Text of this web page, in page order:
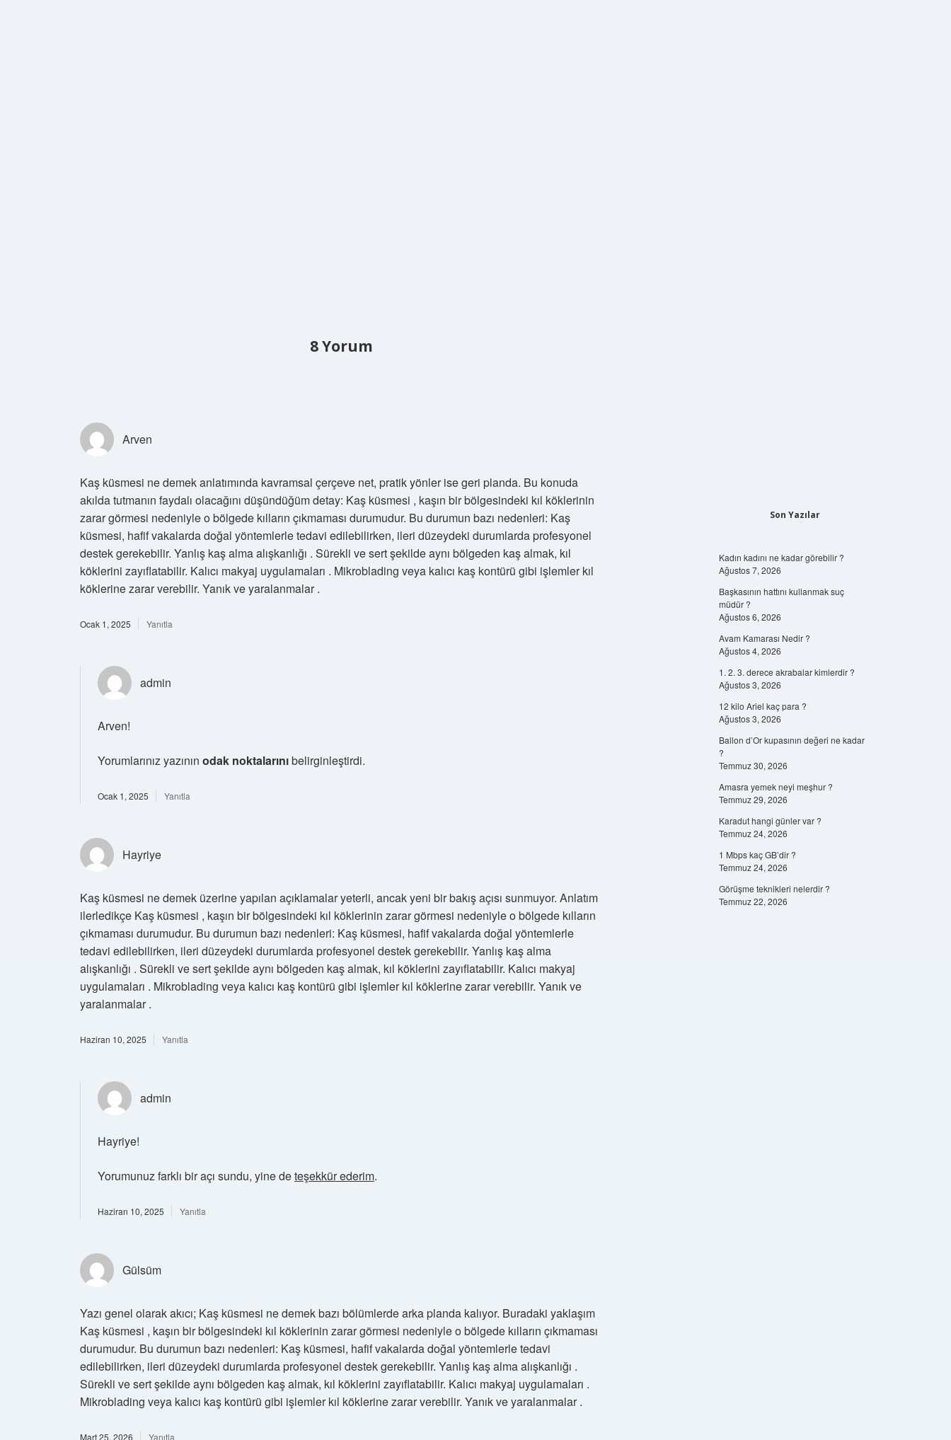
8 Yorum
Arven
Kaş küsmesi ne demek anlatımında kavramsal çerçeve net, pratik yönler ise geri planda. Bu konuda
akılda tutmanın faydalı olacağını düşündüğüm detay: Kaş küsmesi , kaşın bir bölgesindeki kıl köklerinin
zarar görmesi nedeniyle o bölgede kılların çıkmaması durumudur. Bu durumun bazı nedenleri: Kaş
küsmesi, hafif vakalarda doğal yöntemlerle tedavi edilebilirken, ileri düzeydeki durumlarda profesyonel
destek gerekebilir. Yanlış kaş alma alışkanlığı . Sürekli ve sert şekilde aynı bölgeden kaş almak, kıl
köklerini zayıflatabilir. Kalıcı makyaj uygulamaları . Mikroblading veya kalıcı kaş kontürü gibi işlemler kıl
köklerine zarar verebilir. Yanık ve yaralanmalar .
Ocak 1, 2025 Yanıtla
admin
Arven!
Yorumlarınız yazının odak noktalarınıbelirginleştirdi.
Ocak 1, 2025 Yanıtla
Hayriye
Kaş küsmesi ne demek üzerine yapılan açıklamalar yeterli, ancak yeni bir bakış açısı sunmuyor. Anlatım
ilerledikçe Kaş küsmesi , kaşın bir bölgesindeki kıl köklerinin zarar görmesi nedeniyle o bölgede kılların
çıkmaması durumudur. Bu durumun bazı nedenleri: Kaş küsmesi, hafif vakalarda doğal yöntemlerle
tedavi edilebilirken, ileri düzeydeki durumlarda profesyonel destek gerekebilir. Yanlış kaş alma
alışkanlığı . Sürekli ve sert şekilde aynı bölgeden kaş almak, kıl köklerini zayıflatabilir. Kalıcı makyaj
uygulamaları . Mikroblading veya kalıcı kaş kontürü gibi işlemler kıl köklerine zarar verebilir. Yanık ve
yaralanmalar .
Haziran 10, 2025 Yanıtla
admin
Hayriye!
Yorumunuz farklı bir açı sundu, yine deteşekkür ederim.
Haziran 10, 2025 Yanıtla
Gülsüm
Yazı genel olarak akıcı; Kaş küsmesi ne demek bazı bölümlerde arka planda kalıyor. Buradaki yaklaşım
Kaş küsmesi , kaşın bir bölgesindeki kıl köklerinin zarar görmesi nedeniyle o bölgede kılların çıkmaması
durumudur. Bu durumun bazı nedenleri: Kaş küsmesi, hafif vakalarda doğal yöntemlerle tedavi
edilebilirken, ileri düzeydeki durumlarda profesyonel destek gerekebilir. Yanlış kaş alma alışkanlığı .
Sürekli ve sert şekilde aynı bölgeden kaş almak, kıl köklerini zayıflatabilir. Kalıcı makyaj uygulamaları .
Mikroblading veya kalıcı kaş kontürü gibi işlemler kıl köklerine zarar verebilir. Yanık ve yaralanmalar .
Mart 25, 2026 Yanıtla
Son Yazılar
Kadın kadını ne kadar görebilir ?
Ağustos 7, 2026
Başkasının hattını kullanmak suç
müdür ?
Ağustos 6, 2026
Avam Kamarası Nedir ?
Ağustos 4, 2026
1. 2. 3. derece akrabalar kimlerdir ?
Ağustos 3, 2026
12 kilo Ariel kaç para ?
Ağustos 3, 2026
Ballon d’Or kupasının değeri ne kadar
?
Temmuz 30, 2026
Amasra yemek neyi meşhur ?
Temmuz 29, 2026
Karadut hangi günler var ?
Temmuz 24, 2026
1 Mbps kaç GB’dir ?
Temmuz 24, 2026
Görüşme teknikleri nelerdir ?
Temmuz 22, 2026